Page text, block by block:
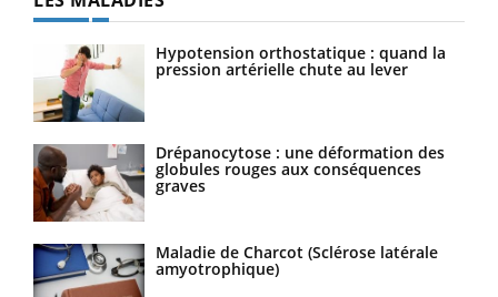
Hypotension orthostatique : quand la
pression artérielle chute au lever
Drépanocytose : une déformation des
globules rouges aux conséquences
graves
Maladie de Charcot (Sclérose latérale
amyotrophique)